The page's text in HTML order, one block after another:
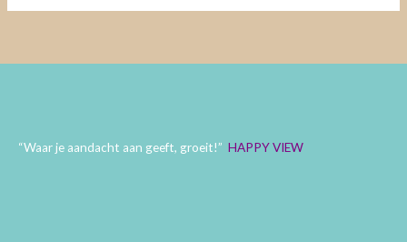
“Waar je aandacht aan geeft, groeit!” HAPPY VIEW